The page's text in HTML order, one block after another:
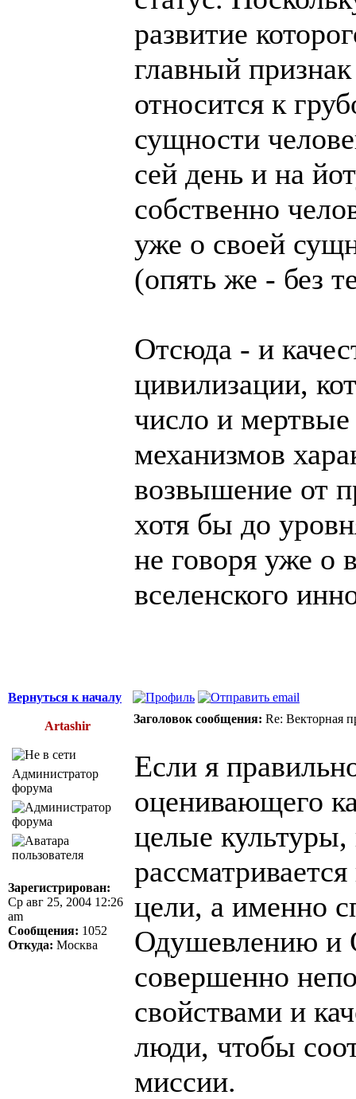
развитие
главный
относится к
сущности
сей день и на
собственно
уже о своей
(опять же - без
Отсюда - и
цивилизации,
число и
механизмов
возвышение от
хотя бы до
не говоря уже о
вселенского
Вернуться к началу
Artashir
Заголовок сообщения: Re: Векторная
Администратор
форума
Зарегистрирован:
Ср авг 25, 2004 12:26
am
Сообщения: 1052
Откуда: Москва
Если я
оценивающего
целые
цели, а именно
Одушевлению и
совершенно
свойствами и
люди, чтобы
миссии.